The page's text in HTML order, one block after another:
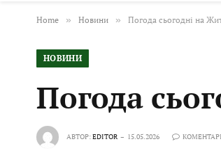
Home » Новини » Погода сьогодні на
НОВИНИ
Погода
АВТОР:EDITOR 15.05.2026